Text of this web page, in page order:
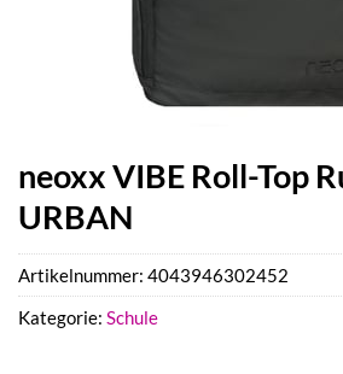
neoxx VIBE Roll-Top
URBAN
Artikelnummer: 4043946302452
Kategorie: Schule